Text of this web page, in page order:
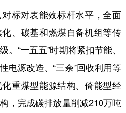
标对表能效标杆水平，全面
、碳基和燃煤自备机组等传
“十五五”时期将紧扣节能、
电源改造、“三余”回收利用等
重煤型能源结构、倚能型经
，完成碳排放量削减210万吨